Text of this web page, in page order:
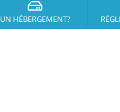
UN HÉBERGEMENT?